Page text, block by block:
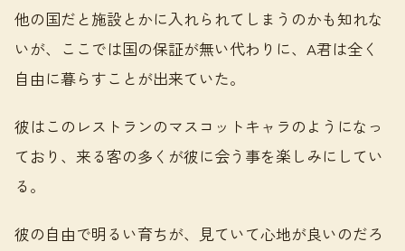
他の国だと施設とかに入れられてしまうのかも知れな
いが、ここでは国の保証が無い代わりに、A君は全く
自由に暮らすことが出来ていた。
彼はこのレストランのマスコットキャラのようになっ
ており、来る客の多くが彼に会う事を楽しみにしてい
る。
彼の自由で明るい育ちが、見ていて心地が良いのだろ